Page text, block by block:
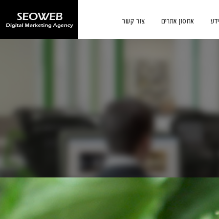
אחסון אתרים צור קשר